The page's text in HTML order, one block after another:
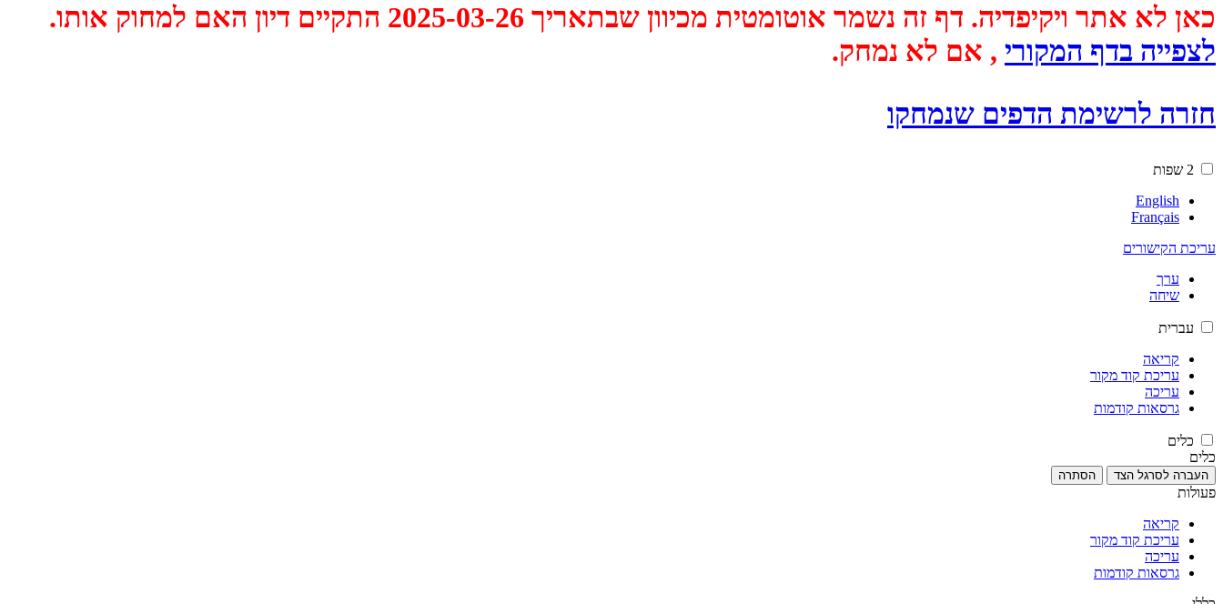
כאן לא אתר ויקיפדיה. דף זה נשמר אוטומטית מכיוון שבתאריך 2025-03-26 התקיים דיון האם למחוק אותו.
לצפייה בדף המקורי , אם לא נמחק.
חזרה לרשימת הדפים שנמחקו
2 שפות
English
Français
עריכת הקישורים
ערך
שיחה
עברית
קריאה
עריכת קוד מקור
עריכה
גרסאות קודמות
כלים
כלים
העברה לסרגל הצד הסתרה
פעולות
קריאה
עריכת קוד מקור
עריכה
גרסאות קודמות